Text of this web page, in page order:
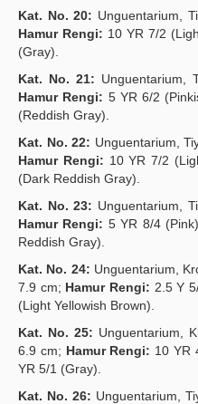
Kat. No. 20: Unguentarium,
Hamur Rengi: 10 YR 7/2
(Gray).
Kat. No. 21: Unguentarium,
Hamur Rengi: 5 YR 6/2
(Reddish Gray).
Kat. No. 22: Unguentarium,
Hamur Rengi: 10 YR 7/2
(Dark Reddish Gray).
Kat. No. 23: Unguentarium,
Hamur Rengi: 5 YR 8/4 (Pink)
Reddish Gray).
Kat. No. 24: Unguentarium,
7.9 cm; Hamur Rengi: 2.5 Y
(Light Yellowish Brown).
Kat. No. 25: Unguentarium,
6.9 cm; Hamur Rengi: 10 YR
YR 5/1 (Gray).
Kat. No. 26: Unguentarium,